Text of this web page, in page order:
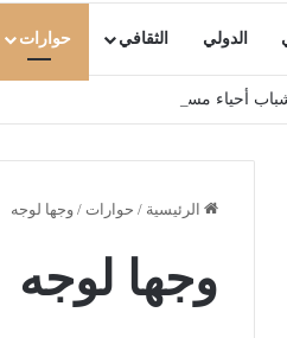
الدولي الثقافي حوارات
شباب أحياء مستغانم، سعيدة ،بلعباس وهران
الرئيسية / حوارات / وجها لوجه
وجها لوجه